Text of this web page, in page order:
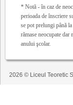
* Notă - în caz de
perioada de înscriere
se pot prelungi până
rămase neocupate dar
anului şcolar.
2026 © Liceul Teoretic